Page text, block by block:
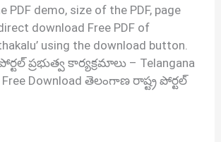
PDF demo, size of the PDF, page
download Free PDF of
using the download button.
ప్రభుత్వ కార్యక్రమాలు – Telangana
Free Download తెలంగాణ రాష్ట్ర పోర్టల్